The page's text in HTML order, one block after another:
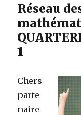
Réseau
1
Chers
parte
naire